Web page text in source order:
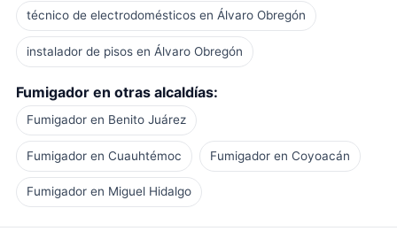
técnico de electrodomésticos en Álvaro Obregón
instalador de pisos en Álvaro Obregón
Fumigador en otras alcaldías:
Fumigador en Benito Juárez
Fumigador en Cuauhtémoc Fumigador en Coyoacán
Fumigador en Miguel Hidalgo